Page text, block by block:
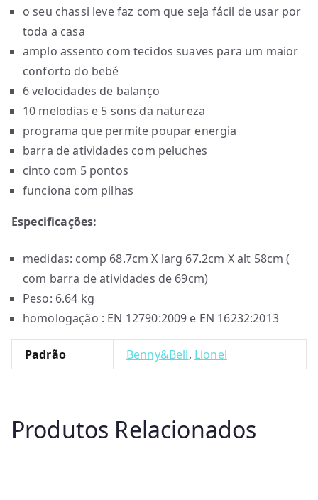
o seu chassi leve faz com que seja fácil de usar por
toda a casa
amplo assento com tecidos suaves para um maior
conforto do bebé
6 velocidades de balanço
10 melodias e 5 sons da natureza
programa que permite poupar energia
barra de atividades com peluches
cinto com 5 pontos
funciona com pilhas
Especificações:
medidas: comp 68.7cm X larg 67.2cm X alt 58cm (
com barra de atividades de 69cm)
Peso: 6.64 kg
homologação : EN 12790:2009 e EN 16232:2013
Padrão Benny&Bell, Lionel
Produtos Relacionados